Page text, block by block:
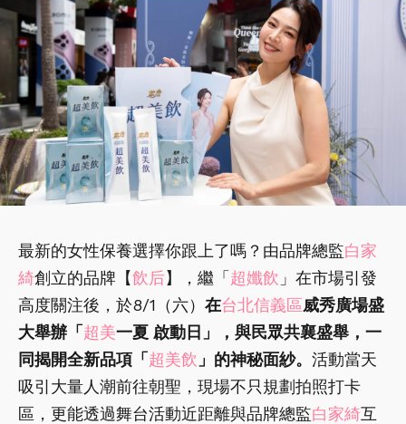
最新的女性保養選擇你跟上了嗎？由品牌總監白家
綺創立的品牌【飲后】，繼「超孅飲 」在市場引發
高度關注後，於8/1（六） 在台北信義區威秀廣場盛
大舉辦「超美一夏 啟動日」，與民眾共襄盛舉，一
同揭開全新品項「超美飲 」的神秘面紗。 活動當天
吸引大量人潮前往朝聖，現場不只規劃拍照打卡
區，更能透過舞台活動近距離與品牌總監白家綺互